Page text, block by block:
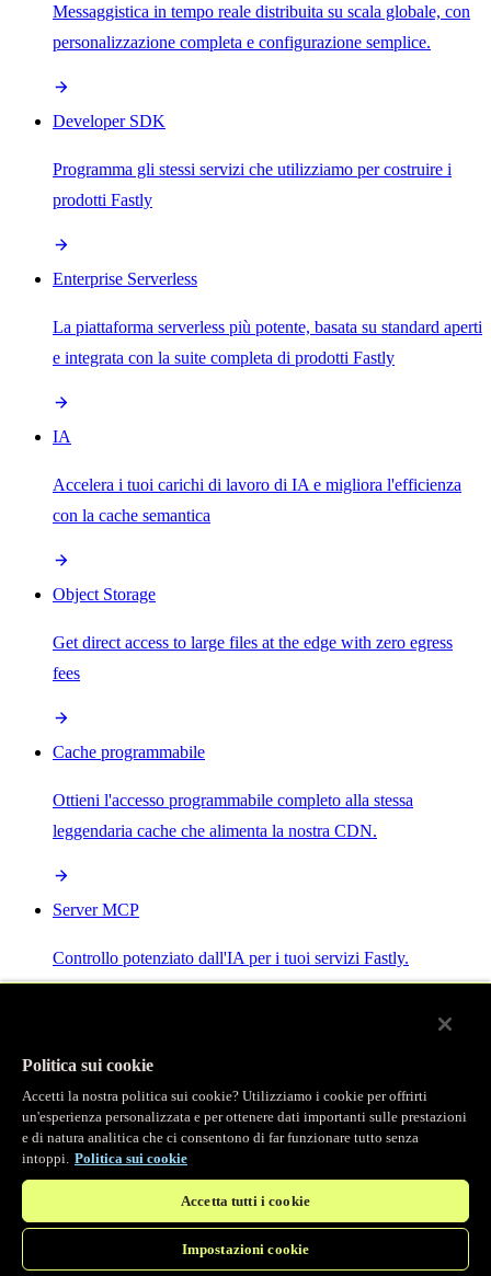
Messaggistica in tempo reale distribuita su scala globale, con
personalizzazione completa e configurazione semplice.
Developer SDK
Programma gli stessi servizi che utilizziamo per costruire i
prodotti Fastly
Enterprise Serverless
La piattaforma serverless più potente, basata su standard aperti
e integrata con la suite completa di prodotti Fastly
IA
Accelera i tuoi carichi di lavoro di IA e migliora l'efficienza
con la cache semantica
Object Storage
Get direct access to large files at the edge with zero egress
fees
Cache programmabile
Ottieni l'accesso programmabile completo alla stessa
leggendaria cache che alimenta la nostra CDN.
Server MCP
Controllo potenziato dall'IA per i tuoi servizi Fastly.
Main menu
/ Prodotti
Osservabilità
Logging in tempo reale
Politica sui cookie
Accetti la nostra politica sui cookie? Utilizziamo i cookie per offrirti
un'esperienza personalizzata e per ottenere dati importanti sulle prestazioni
e di natura analitica che ci consentono di far funzionare tutto senza
intoppi. Politica sui cookie
Accetta tutti i cookie
Impostazioni cookie